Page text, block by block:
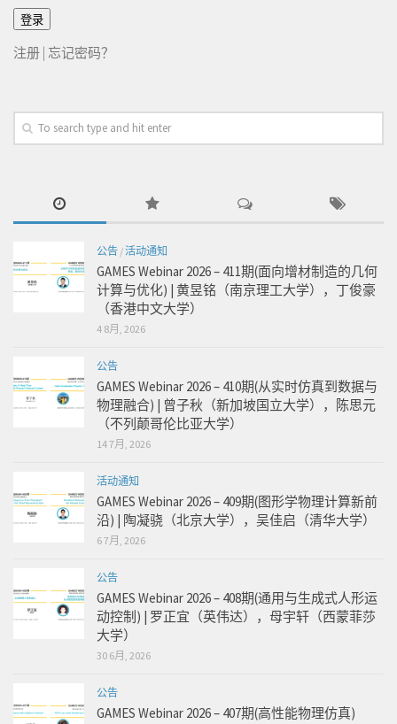
注册 | 忘记密码？
公告 /活动通知
GAMES Webinar 2026 – 411期(面向增材制造的几何
计算与优化) | 黄昱铭（南京理工大学），丁俊豪
（香港中文大学）
4 8月, 2026
公告
GAMES Webinar 2026 – 410期(从实时仿真到数据与
物理融合) | 曾子秋（新加坡国立大学），陈思元
（不列颠哥伦比亚大学）
14 7月, 2026
活动通知
GAMES Webinar 2026 – 409期(图形学物理计算新前
沿) | 陶凝骁（北京大学），吴佳启（清华大学）
6 7月, 2026
公告
GAMES Webinar 2026 – 408期(通用与生成式人形运
动控制) | 罗正宜（英伟达），母宇轩（西蒙菲莎
大学）
30 6月, 2026
公告
GAMES Webinar 2026 – 407期(高性能物理仿真)